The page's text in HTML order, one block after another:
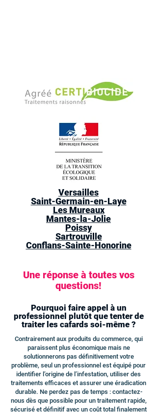
Versailles
Saint-Germain-en-Laye
Les Mureaux
Mantes-la-Jolie
Poissy
Sartrouville
Conflans-Sainte-Honorine
Une réponse à toutes vos
questions!
Pourquoi faire appel à un
professionnel plutôt que tenter de
traiter les cafards soi-même ?
Contrairement aux produits du commerce, qui
paraissent plus économique mais ne
solutionnerons pas définitivement votre
problème, seul un professionnel est équipé pour
identifier l’origine de l’infestation, utiliser des
traitements efficaces et assurer une éradication
durable. Ne perdez pas de temps : contactez-
nous dès que possible pour un traitement rapide,
sécurisé et définitif avec un coût total finalement